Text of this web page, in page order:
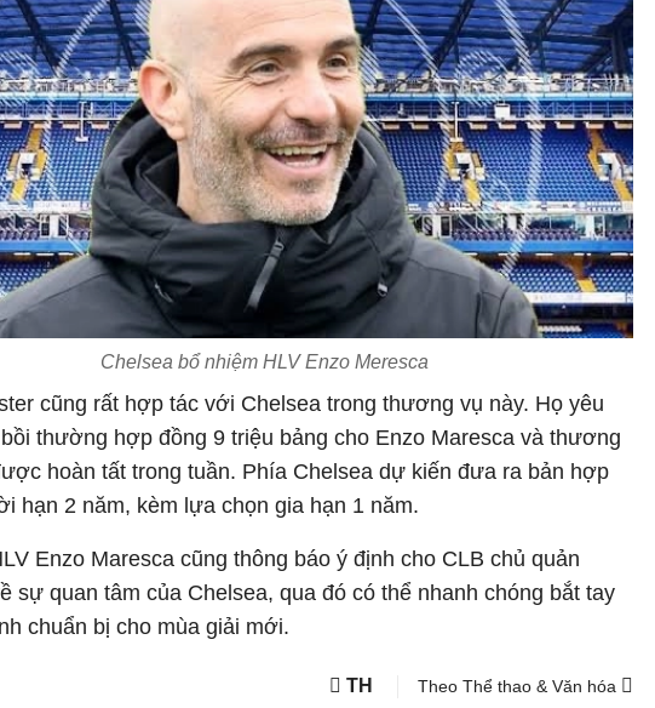
Chelsea bổ nhiệm HLV Enzo Meresca
cũng rất hợp tác với Chelsea trong thương vụ này. Họ yêu
thường hợp đồng 9 triệu bảng cho Enzo Maresca và thương
hoàn tất trong tuần. Phía Chelsea dự kiến đưa ra bản hợp
hạn 2 năm, kèm lựa chọn gia hạn 1 năm.
Enzo Maresca cũng thông báo ý định cho CLB chủ quản
sự quan tâm của Chelsea, qua đó có thể nhanh chóng bắt tay
chuẩn bị cho mùa giải mới.
TH Theo Thể thao & Văn hóa